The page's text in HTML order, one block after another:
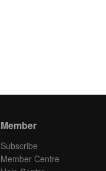
Member
Subscribe
Member Centre